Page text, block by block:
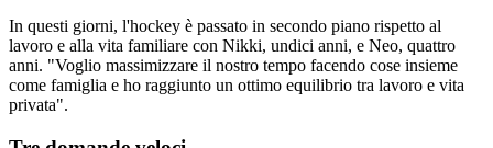
In questi giorni, l'hockey è passato in secondo piano rispetto al
lavoro e alla vita familiare con Nikki, undici anni, e Neo, quattro
anni. "Voglio massimizzare il nostro tempo facendo cose insieme
come famiglia e ho raggiunto un ottimo equilibrio tra lavoro e vita
privata".